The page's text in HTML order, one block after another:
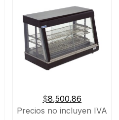
$8,500.86
Precios no incluyen IVA